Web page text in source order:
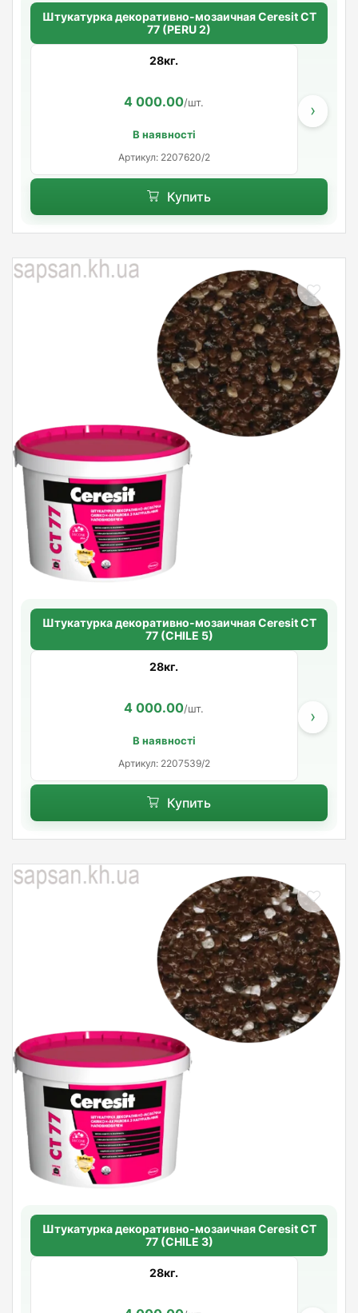
Штукатурка декоративно-мозаичная Ceresit CT
77 (PERU 2)
28кг.
4 000.00/шт.
В наявності
Артикул: 2207620/2
›
Купить
Штукатурка декоративно-мозаичная Ceresit CT
77 (CHILE 5)
28кг.
4 000.00/шт.
В наявності
Артикул: 2207539/2
›
Купить
Штукатурка декоративно-мозаичная Ceresit CT
77 (CHILE 3)
28кг.